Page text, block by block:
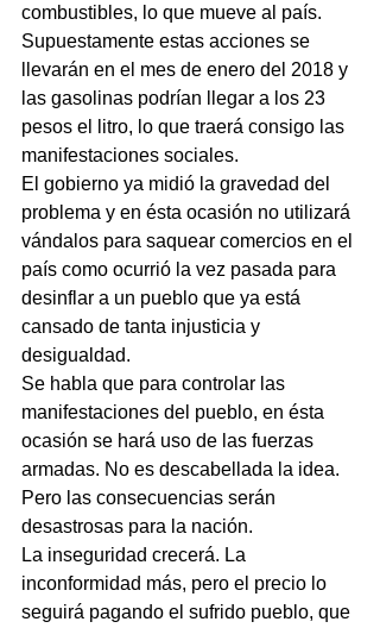
combustibles, lo que mueve al país.
Supuestamente estas acciones se
llevarán en el mes de enero del 2018 y
las gasolinas podrían llegar a los 23
pesos el litro, lo que traerá consigo las
manifestaciones sociales.
El gobierno ya midió la gravedad del
problema y en ésta ocasión no utilizará
vándalos para saquear comercios en el
país como ocurrió la vez pasada para
desinflar a un pueblo que ya está
cansado de tanta injusticia y
desigualdad.
Se habla que para controlar las
manifestaciones del pueblo, en ésta
ocasión se hará uso de las fuerzas
armadas. No es descabellada la idea.
Pero las consecuencias serán
desastrosas para la nación.
La inseguridad crecerá. La
inconformidad más, pero el precio lo
seguirá pagando el sufrido pueblo, que